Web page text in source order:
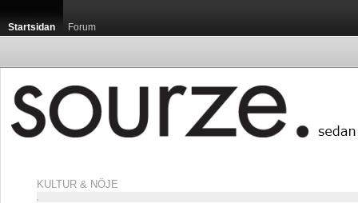
Startsidan Forum
KULTUR & NÖJE